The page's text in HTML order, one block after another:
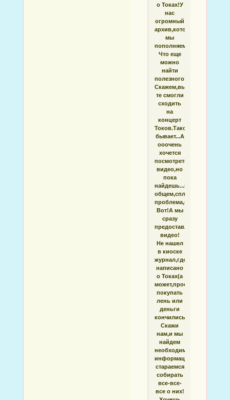
о Токах!У
нас
огромный
архив,который
мы
пополняем!
Что еще
можно
найти
полезного?
Скажем,вы
те смогли
сходить
на
концерт
Токов.Такое
бывает...А
ооочень
хочется
посмотреть
видео,но
пока
найдешь...в
общем,сплошная
проблема,верно?
Вот!А мы
сразу
предоставляем
видео!
Не нашел
в киоске
журнал,где
написано
о Токах(а
может,просто
покупать
лень или
деньги
кончились...)?
Скажи
нам,и мы
найдем
необходимую
информацию,т.к.
стараемся
собирать
все-все-
все о них!